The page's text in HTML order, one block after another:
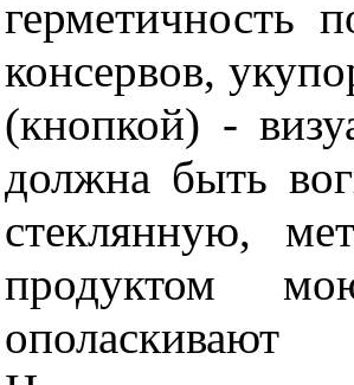
герметичность
консервов,
(кнопкой) -
должна быть
стеклянную,
продуктом